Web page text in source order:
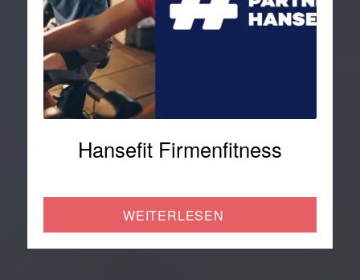
Hansefit Firmenfitness
WEITERLESEN